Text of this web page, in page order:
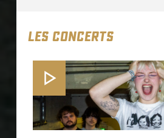
LES CONCERTS